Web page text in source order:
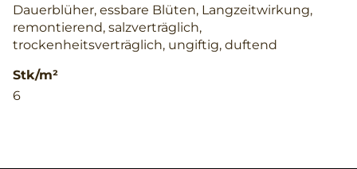
Dauerblüher, essbare Blüten, Langzeitwirkung,
remontierend, salzverträglich,
trockenheitsverträglich, ungiftig, duftend
Stk/m²
6